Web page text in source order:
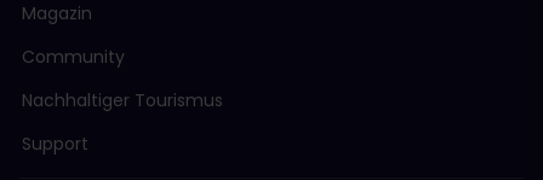
Magazin
Community
Nachhaltiger Tourismus
Support